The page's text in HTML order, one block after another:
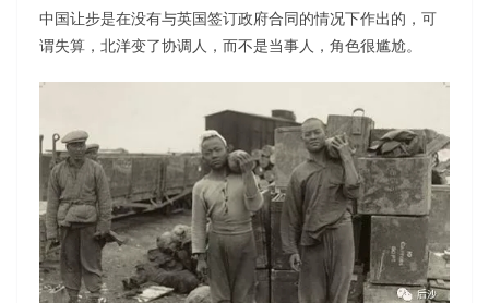
中国让步是在没有与英国签订政府合同的情况下作出的，可
谓失算，北洋变了协调人，而不是当事人，角色很尴尬。